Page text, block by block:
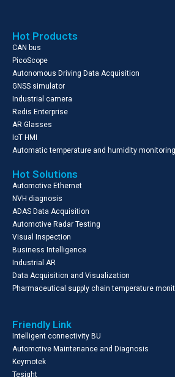
Hot Products
CAN bus
PicoScope
Autonomous Driving Data Acquisition
GNSS simulator
Industrial camera
Redis Enterprise
AR Glasses
IoT HMI
Automatic temperature and humidity
Hot Solutions
Automotive Ethernet
NVH diagnosis
ADAS Data Acquisition
Automotive Radar Testing
Visual Inspection
Business Intelligence
Industrial AR
Data Acquisition and Visualization
Pharmaceutical supply chain temperature
Friendly Link
Intelligent connectivity BU
Automotive Maintenance and Diagnosis
Keymotek
Tesight